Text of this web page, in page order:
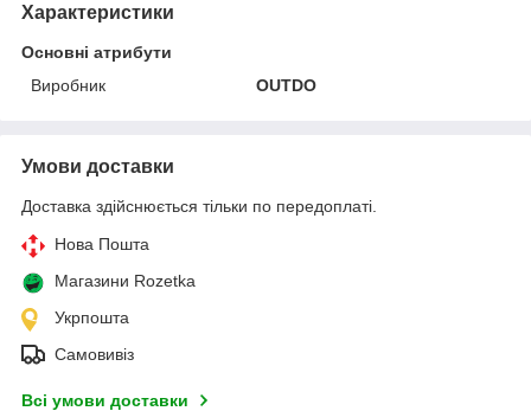
Характеристики
Основні атрибути
Виробник
OUTDO
Умови доставки
Доставка здійснюється тільки по передоплаті.
Нова Пошта
Магазини Rozetka
Укрпошта
Самовивіз
Всі умови доставки